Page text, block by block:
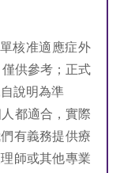
核准適應症外
供參考；正式
說明為準
都適合，實際
有義務提供療
師或其他專業